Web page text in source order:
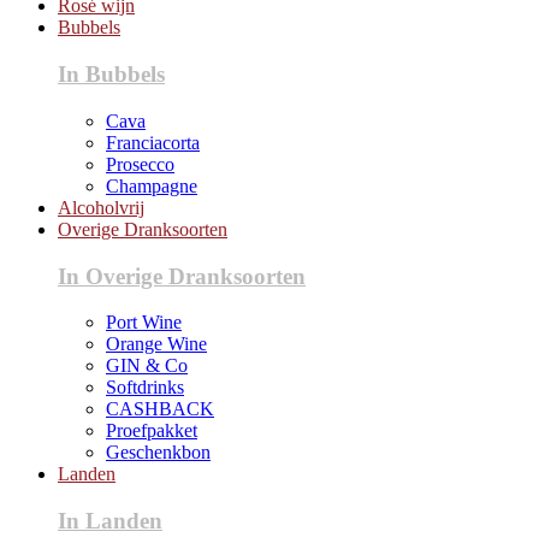
Rosé wijn
Bubbels
In Bubbels
Cava
Franciacorta
Prosecco
Champagne
Alcoholvrij
Overige Dranksoorten
In Overige Dranksoorten
Port Wine
Orange Wine
GIN & Co
Softdrinks
CASHBACK
Proefpakket
Geschenkbon
Landen
In Landen